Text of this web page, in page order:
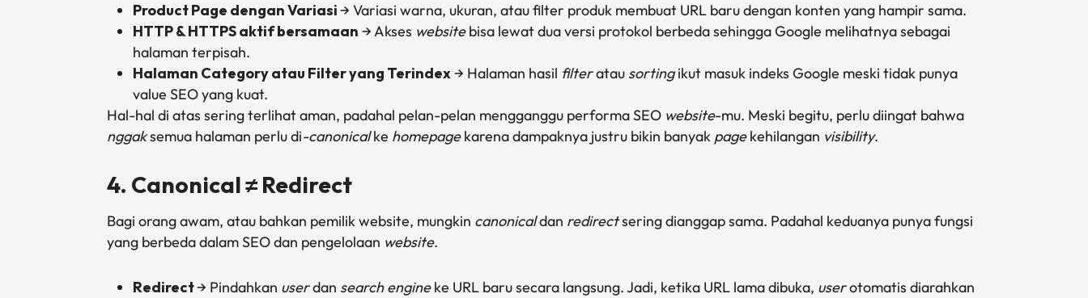
ProductPage dengan Variasi→ Variasi warna, ukuran, atau filter produk membuat URL baru dengan konten yang hampir sama.
HTTP & HTTPS aktif bersamaan → Akses websitebisa lewat dua versi protokol berbeda sehingga Google melihatnya sebagai
halaman terpisah.
Halaman Category atau Filter yang Terindex→ Halaman hasil filteratau sortingikut masuk indeks Google meski tidak punya
value SEO yang kuat.
Hal-hal di atas sering terlihat aman, padahal pelan-pelan mengganggu performa SEO website-mu. Meski begitu, perlu diingat bahwa
nggaksemua halaman perlu di-canonicalke homepagekarena dampaknya justru bikin banyak pagekehilangan visibility.
4. Canonical ≠ Redirect
Bagi orang awam, atau bahkan pemilik website, mungkin canonicaldan redirectsering dianggap sama. Padahal keduanya punya fungsi
yang berbeda dalam SEO dan pengelolaan website.
Redirect→ Pindahkan userdan search engineke URL baru secara langsung. Jadi, ketika URL lama dibuka, userotomatis diarahkan